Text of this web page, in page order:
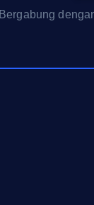
Bergabung